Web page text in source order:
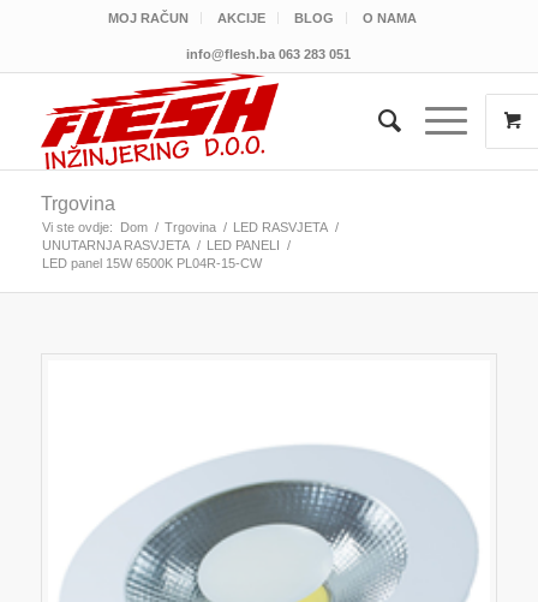
MOJ RAČUN AKCIJE BLOG O NAMA
info@flesh.ba 063 283 051
Trgovina
Vi ste ovdje: Dom / Trgovina / LED RASVJETA /
UNUTARNJA RASVJETA / LED PANELI /
LED panel 15W 6500K PL04R-15-CW